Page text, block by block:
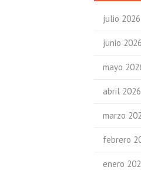
julio 2026
junio 2026
mayo
abril 2026
marzo
febrero
enero